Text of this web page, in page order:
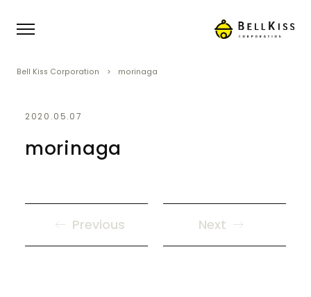
Bell Kiss Corporation morinaga
2020.05.07
morinaga
Previous Next